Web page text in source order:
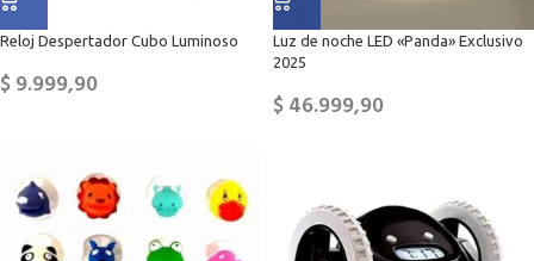
Reloj Despertador Cubo Luminoso
$9.999,90
Luz de noche LED «Panda» Exclusivo
2025
$46.999,90